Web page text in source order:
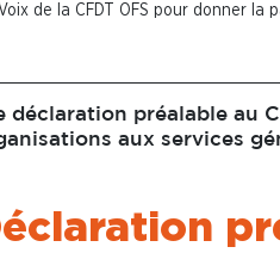
Voix de la CFDT OFS pour donner
déclaration préalable au
aux services